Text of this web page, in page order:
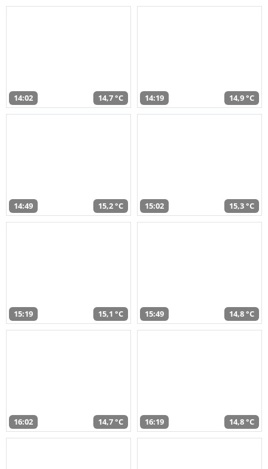
14:02 14,7 °C 14:19 14,9 °C
14:49 15,2 °C 15:02 15,3 °C
15:19 15,1 °C 15:49 14,8 °C
16:02 14,7 °C 16:19 14,8 °C